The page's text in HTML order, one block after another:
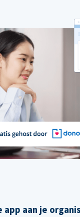
app aan je